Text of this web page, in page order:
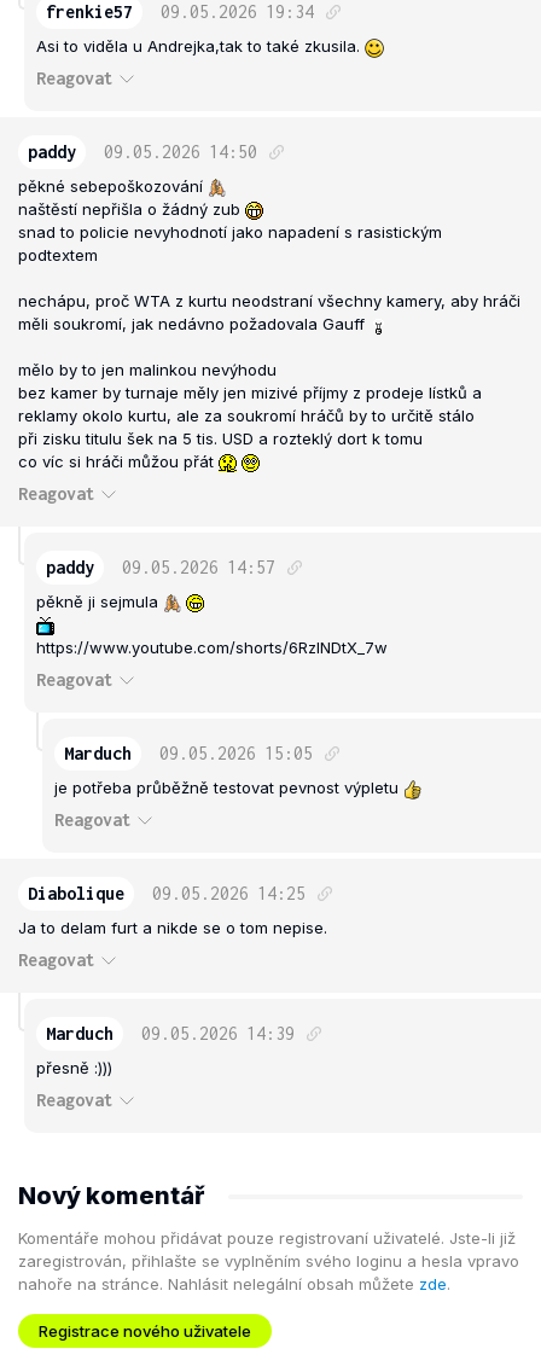
frenkie57 09.05.2026 19:34
Asi to viděla u Andrejka,tak to také zkusila.
Reagovat
paddy 09.05.2026 14:50
pěkné sebepoškozování
naštěstí nepřišla o žádný zub
snad to policie nevyhodnotí jako napadení s rasistickým
podtextem
nechápu, proč WTA z kurtu neodstraní všechny kamery, aby hráči
měli soukromí, jak nedávno požadovala Gauff
mělo by to jen malinkou nevýhodu
bez kamer by turnaje měly jen mizivé příjmy z prodeje lístků a
reklamy okolo kurtu, ale za soukromí hráčů by to určitě stálo
při zisku titulu šek na 5 tis. USD a rozteklý dort k tomu
co víc si hráči můžou přát
Reagovat
paddy 09.05.2026 14:57
pěkně ji sejmula
https://www.youtube.com/shorts/6RzINDtX_7w
Reagovat
Marduch 09.05.2026 15:05
je potřeba průběžně testovat pevnost výpletu
Reagovat
Diabolique 09.05.2026 14:25
Ja to delam furt a nikde se o tom nepise.
Reagovat
Marduch 09.05.2026 14:39
přesně :)))
Reagovat
Nový komentář
Komentáře mohou přidávat pouze registrovaní uživatelé. Jste-li již
zaregistrován, přihlašte se vyplněním svého loginu a hesla vpravo
nahoře na stránce. Nahlásit nelegální obsah můžete zde.
Registrace nového uživatele